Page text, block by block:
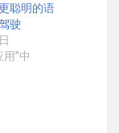
聪明的语
驶
”中